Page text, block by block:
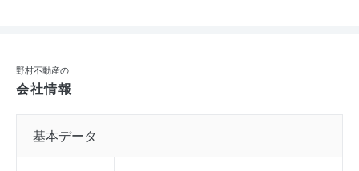
野村不動産の
会社情報
基本データ